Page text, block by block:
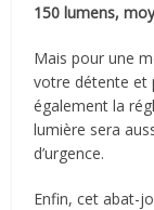
150 lumens,
Mais pour une
votre détente et
également la
lumière sera
d’urgence.
Enfin, cet abat-